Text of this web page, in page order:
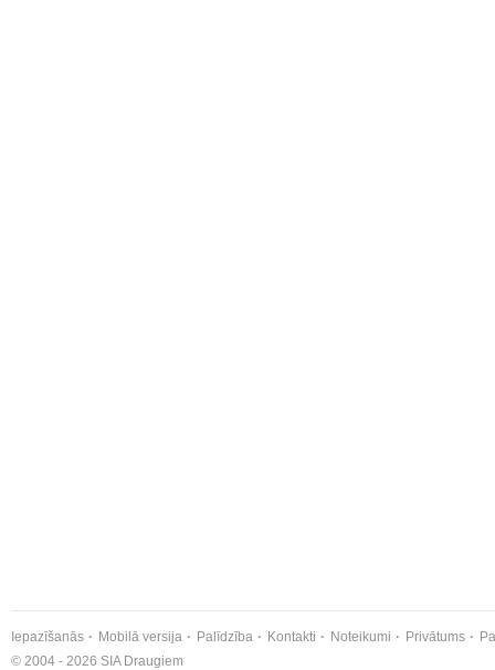
Iepazīšanās Mobilā versija Palīdzība Kontakti Noteikumi Privātums
© 2004 - 2026 SIA Draugiem